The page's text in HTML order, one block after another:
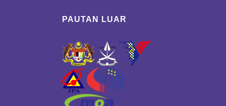
PAUTAN LUAR